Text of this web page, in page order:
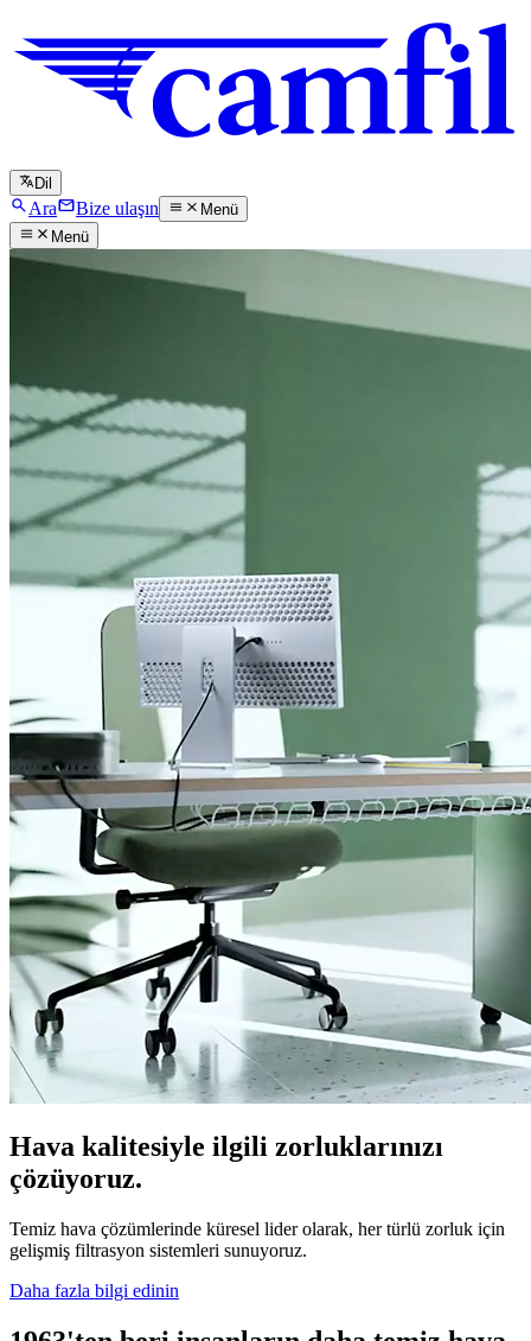
Dil
Ara Bize ulaşın
Menü
Menü
Hava kalitesiyle ilgili zorluklarınızı
çözüyoruz.
Temiz hava çözümlerinde küresel lider olarak, her türlü zorluk için
gelişmiş filtrasyon sistemleri sunuyoruz.
Daha fazla bilgi edinin